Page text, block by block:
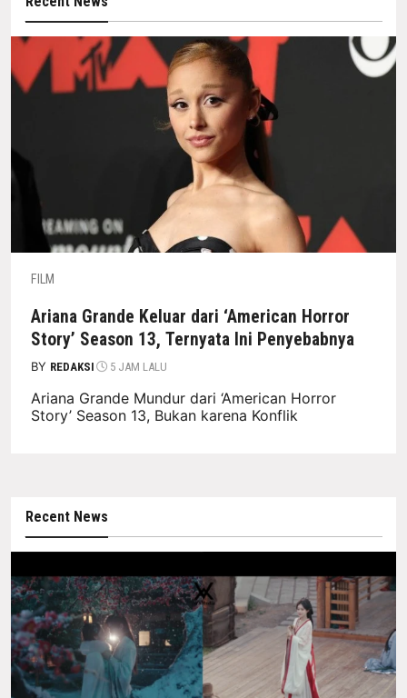
FILM
Ariana Grande Keluar dari ‘American Horror
Story’ Season 13, Ternyata Ini Penyebabnya
BY REDAKSI 5 JAM LALU
Ariana Grande Mundur dari ‘American Horror
Story’ Season 13, Bukan karena Konflik
Recent News